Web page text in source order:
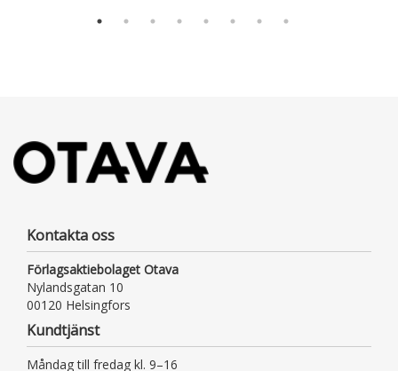
Kontakta oss
Förlagsaktiebolaget Otava
Nylandsgatan 10
00120 Helsingfors
Kundtjänst
Måndag till fredag kl. 9–16